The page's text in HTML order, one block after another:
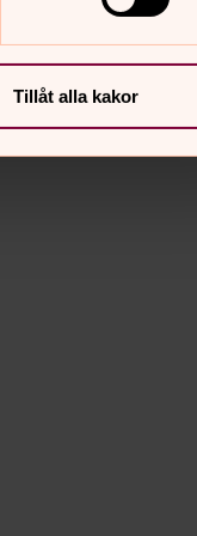
Tillåt alla kakor